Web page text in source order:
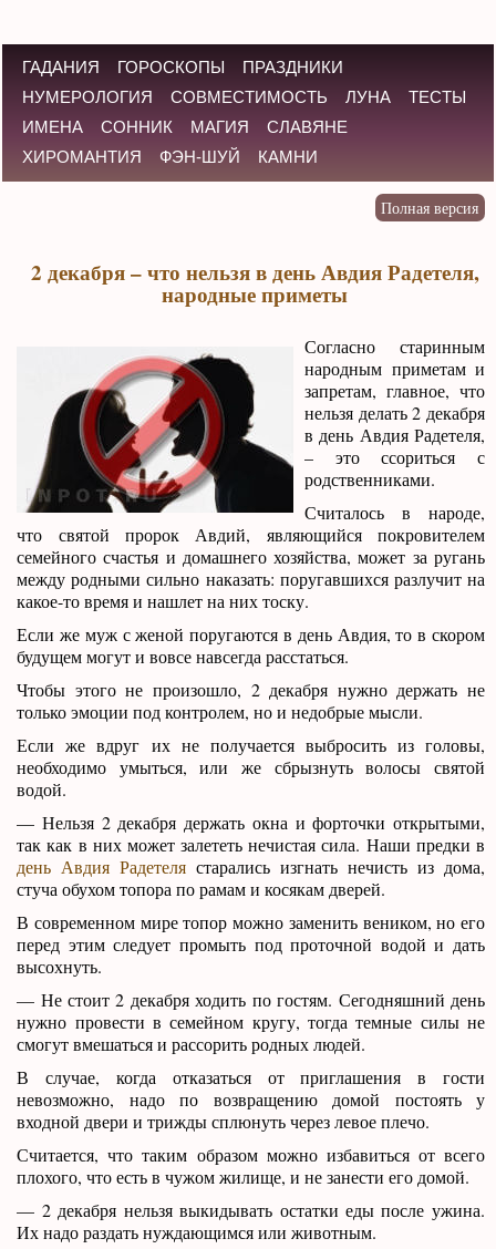
ГАДАНИЯ ГОРОСКОПЫ
ПРАЗДНИКИ
НУМЕРОЛОГИЯ
СОВМЕСТИМОСТЬ ЛУНА
ТЕСТЫ
ИМЕНА
СОННИК МАГИЯ
СЛАВЯНЕ
ХИРОМАНТИЯ
ФЭН-ШУЙ КАМНИ
2 декабря – что нельзя в день Авдия Радетеля,
народные приметы
Согласно старинным
народным приметам и
запретам, главное, что
нельзя делать 2 декабря
в день Авдия Радетеля,
– это ссориться с
родственниками.
Считалось в народе,
что святой пророк Авдий, являющийся покровителем
семейного счастья и домашнего хозяйства, может за ругань
между родными сильно наказать: поругавшихся разлучит на
какое-то время и нашлет на них тоску.
Если же муж с женой поругаются в день Авдия, то в скором
будущем могут и вовсе навсегда расстаться.
Чтобы этого не произошло, 2 декабря нужно держать не
только эмоции под контролем, но и недобрые мысли.
Если же вдруг их не получается выбросить из головы,
необходимо умыться, или же сбрызнуть волосы святой
водой.
— Нельзя 2 декабря держать окна и форточки открытыми,
так как в них может залететь нечистая сила. Наши предки в
день Авдия Радетеля старались изгнать нечисть из дома,
стуча обухом топора по рамам и косякам дверей.
В современном мире топор можно заменить веником, но его
перед этим следует промыть под проточной водой и дать
высохнуть.
— Не стоит 2 декабря ходить по гостям. Сегодняшний день
нужно провести в семейном кругу, тогда темные силы не
смогут вмешаться и рассорить родных людей.
В случае, когда отказаться от приглашения в гости
невозможно, надо по возвращению домой постоять у
входной двери и трижды сплюнуть через левое плечо.
Считается, что таким образом можно избавиться от всего
плохого, что есть в чужом жилище, и не занести его домой.
— 2 декабря нельзя выкидывать остатки еды после ужина.
Их надо раздать нуждающимся или животным.